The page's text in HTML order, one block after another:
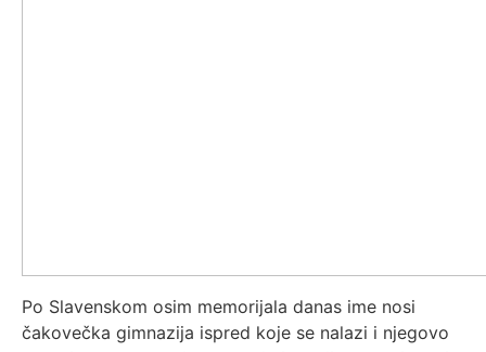
Po Slavenskom osim memorijala danas ime nosi
čakovečka gimnazija ispred koje se nalazi i njegovo